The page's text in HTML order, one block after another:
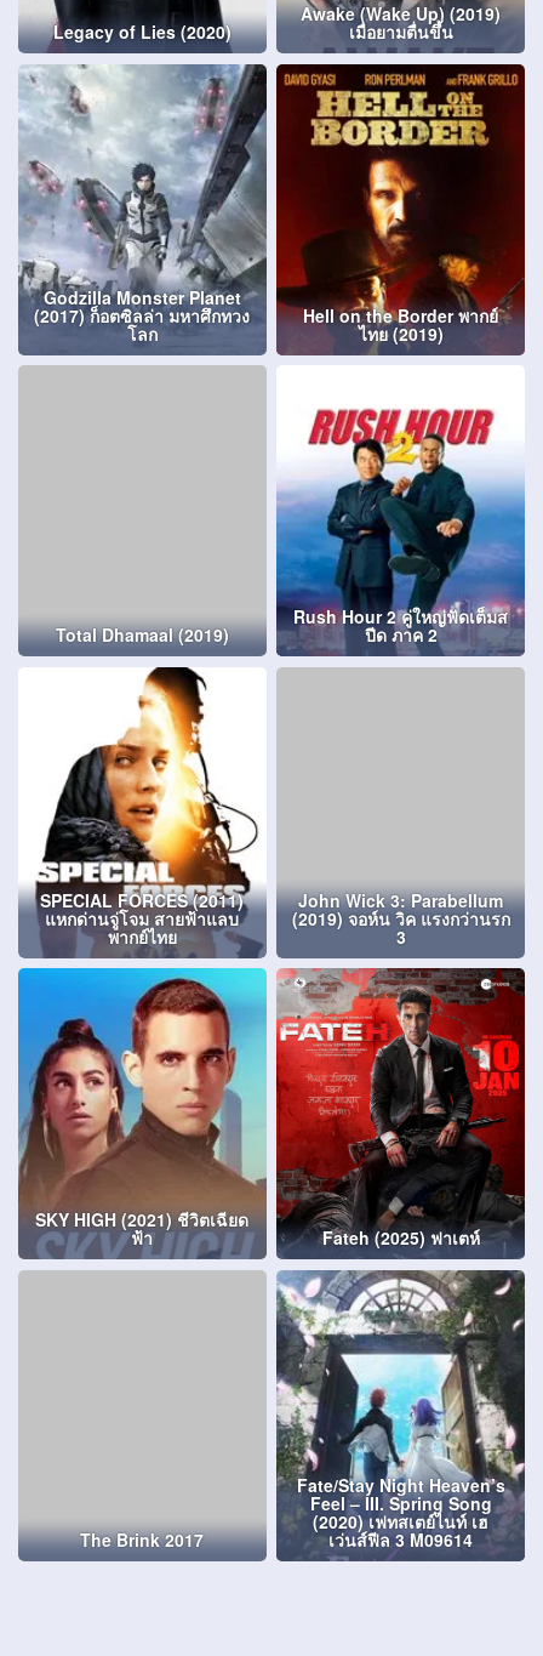
Legacy of Lies (2020)
Awake (Wake Up) (2019)
เมื่อยามตื่นขึ้น
Godzilla Monster Planet
(2017) ก็อตซิลล่า มหาศึกทวง
โลก
Hell on the Border พากย์
ไทย (2019)
Total Dhamaal (2019)
Rush Hour 2 คู่ใหญ่ฟัดเต็มส
ปีด ภาค 2
SPECIAL FORCES (2011)
แหกด่านจู่โจม สายฟ้าแลบ
พากย์ไทย
John Wick 3: Parabellum
(2019) จอห์น วิค แรงกว่านรก
3
SKY HIGH (2021) ชีวิตเฉียด
ฟ้า Fateh (2025) ฟาเตห์
The Brink 2017
Fate/Stay Night Heaven’s
Feel – III. Spring Song
(2020) เฟทสเตย์ไนท์ เฮ
เว่นส์ฟีล 3 M09614